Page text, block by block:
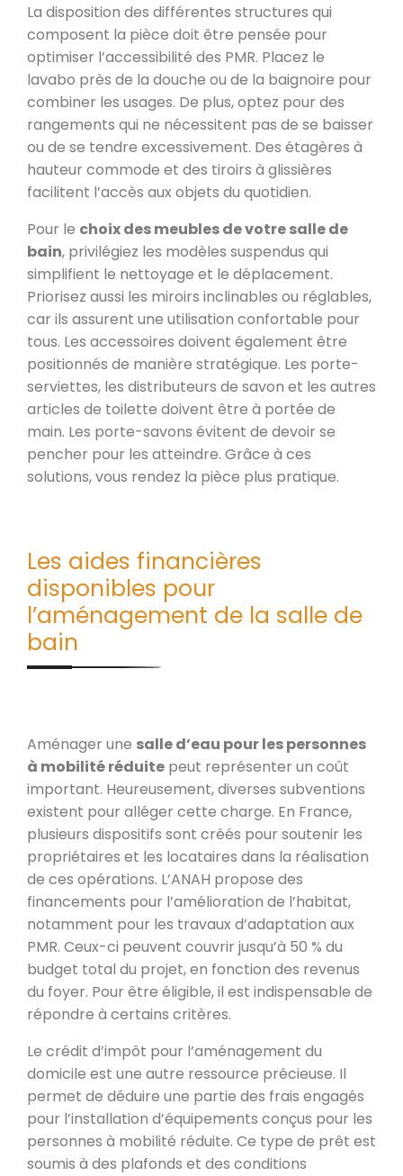
La disposition des différentes structures qui
composent la pièce doit être pensée pour
optimiser l’accessibilité des PMR. Placez le
lavabo près de la douche ou de la baignoire pour
combiner les usages. De plus, optez pour des
rangements qui ne nécessitent pas de se baisser
ou de se tendre excessivement. Des étagères à
hauteur commode et des tiroirs à glissières
facilitent l’accès aux objets du quotidien.
Pour le choix des meubles de votre salle de
bain, privilégiez les modèles suspendus qui
simplifient le nettoyage et le déplacement.
Priorisez aussi les miroirs inclinables ou réglables,
car ils assurent une utilisation confortable pour
tous. Les accessoires doivent également être
positionnés de manière stratégique. Les porte-
serviettes, les distributeurs de savon et les autres
articles de toilette doivent être à portée de
main. Les porte-savons évitent de devoir se
pencher pour les atteindre. Grâce à ces
solutions, vous rendez la pièce plus pratique.
Les aides financières
disponibles pour
l’aménagement de la salle de
bain
Aménager une salle d’eau pour les personnes
à mobilité réduite peut représenter un coût
important. Heureusement, diverses subventions
existent pour alléger cette charge. En France,
plusieurs dispositifs sont créés pour soutenir les
propriétaires et les locataires dans la réalisation
de ces opérations. L’ANAH propose des
financements pour l’amélioration de l’habitat,
notamment pour les travaux d’adaptation aux
PMR. Ceux-ci peuvent couvrir jusqu’à 50 % du
budget total du projet, en fonction des revenus
du foyer. Pour être éligible, il est indispensable de
répondre à certains critères.
Le crédit d’impôt pour l’aménagement du
domicile est une autre ressource précieuse. Il
permet de déduire une partie des frais engagés
pour l’installation d’équipements conçus pour les
personnes à mobilité réduite. Ce type de prêt est
soumis à des plafonds et des conditions